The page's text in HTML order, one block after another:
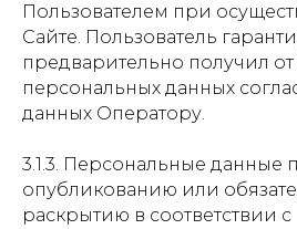
Пользователем при
Сайте. Пользователь
предварительно получил от
персональных данных
данных Оператору.
3.1.3. Персональные данные
опубликованию или
раскрытию в соответствии с